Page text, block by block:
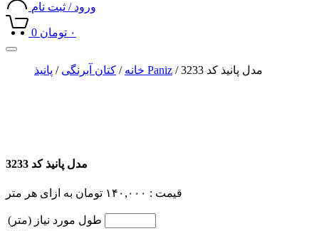
ورود / ثبت نام
0 ۰ تومان
Toggle
navigation
خانه / کتان آبرنگی / پانیذ Paniz / مدل پانیذ کد 3233
مدل پانیذ کد 3233
قیمت : ۱۴۰,۰۰۰ تومان به ازای هر متر
طول مورد نیاز (متر)